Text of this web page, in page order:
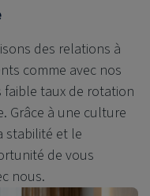
des relations à
comme avec nos
taux de rotation
Grâce à une culture
stabilité et le
de vous
nous.